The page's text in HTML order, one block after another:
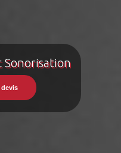
Sonorisation
devis